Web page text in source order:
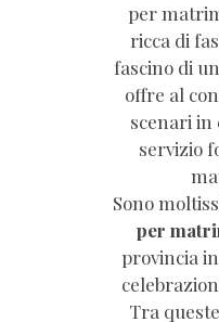
per
ricca di
fascino di
offre al
scenari in
servizio
Sono
per
provincia
Tra